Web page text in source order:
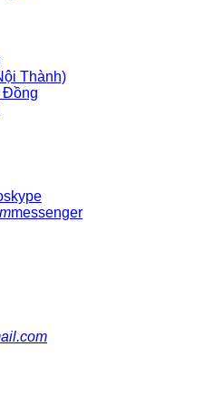
Thành)
Đồng
skype
messenger